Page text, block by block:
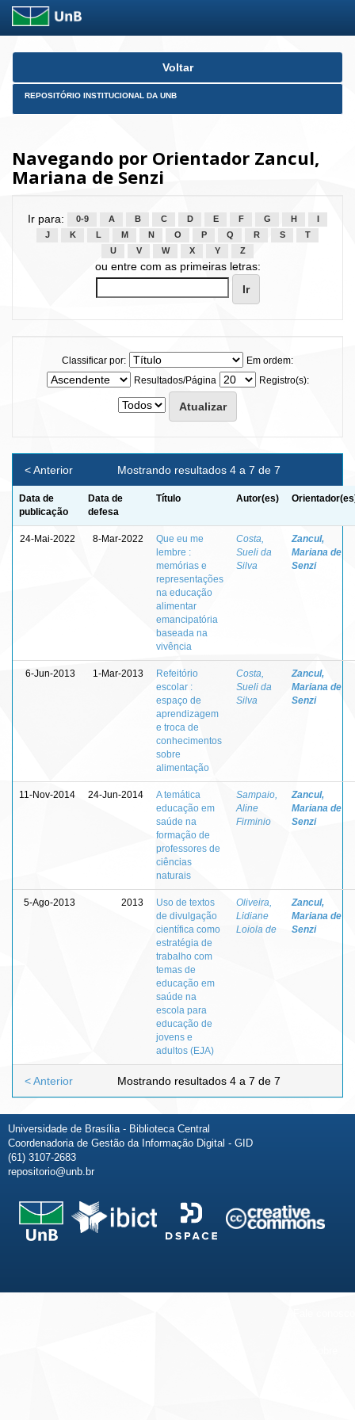
Skip
Voltar
REPOSITÓRIO INSTITUCIONAL DA UNB
Navegando por Orientador Zancul,
Mariana de Senzi
Ir para: 0-9 A B C D E F G H
J
K L M N O P Q R S
T
U
V W X Y Z
ou entre com as primeiras letras:
Classificar por:
Em ordem:
Resultados/Página
Registro(s):
Mostrando resultados 4 a 7 de 7
< Anterior
Data de
publicação
Data de
defesa
Título Autor(es)
24-Mai-2022 8-Mar-2022
Que eu me
lembre :
memórias e
representações
na educação
alimentar
emancipatória
baseada na
vivência
Costa,
Sueli da
Silva
Zancul,
Mariana de
Senzi
6-Jun-2013 1-Mar-2013
Refeitório
escolar :
espaço de
aprendizagem
e troca de
conhecimentos
sobre
alimentação
Costa,
Sueli da
Silva
Zancul,
Mariana de
Senzi
11-Nov-2014 24-Jun-2014
A temática
educação em
saúde na
formação de
professores de
ciências
naturais
Sampaio,
Aline
Firminio
Zancul,
Mariana de
Senzi
5-Ago-2013 2013
Uso de textos
de divulgação
científica como
estratégia de
trabalho com
temas de
educação em
saúde na
escola para
educação de
jovens e
adultos (EJA)
Oliveira,
Lidiane
Loiola de
Zancul,
Mariana de
Senzi
Mostrando resultados 4 a 7 de 7
< Anterior
Universidade de Brasília - Biblioteca Central
Coordenadoria de Gestão da Informação Digital - GID
(61) 3107-2683
repositorio@unb.br